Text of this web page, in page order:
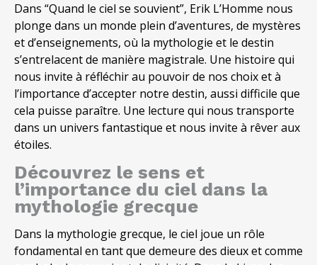
Dans “Quand le ciel se souvient”, Erik L’Homme nous
plonge dans un monde plein d’aventures, de mystères
et d’enseignements, où la mythologie et le destin
s’entrelacent de manière magistrale. Une histoire qui
nous invite à réfléchir au pouvoir de nos choix et à
l’importance d’accepter notre destin, aussi difficile que
cela puisse paraître. Une lecture qui nous transporte
dans un univers fantastique et nous invite à rêver aux
étoiles.
Découvrez le sens et
l’importance du ciel dans la
mythologie grecque
Dans la mythologie grecque, le ciel joue un rôle
fondamental en tant que demeure des dieux et comme